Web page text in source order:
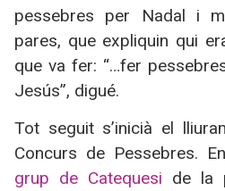
pessebres per Nadal i
pares, que expliquin qui
que va fer: “…fer
Jesús”, digué.
Tot seguit s’inicià el
Concurs de Pessebres.
grup de Catequesi de la